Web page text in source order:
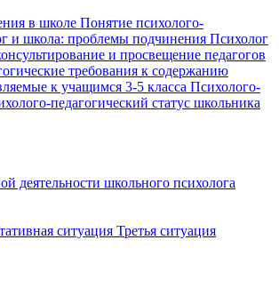
в школе Понятие психолого-
и школа: проблемы подчинения Психолог
и просвещение педагогов
требования к содержанию
к учащимся 3-5 класса Психолого-
педагогический статус школьника
деятельности школьного психолога
ситуация Третья ситуация